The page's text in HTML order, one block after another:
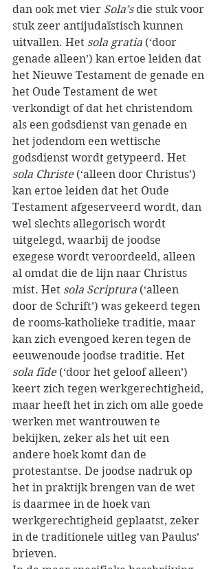
dan ook met vier Sola’s die stuk voor
stuk zeer antijudaïstisch kunnen
uitvallen. Het sola gratia (‘door
genade alleen’) kan ertoe leiden dat
het Nieuwe Testament de genade en
het Oude Testament de wet
verkondigt of dat het christendom
als een godsdienst van genade en
het jodendom een wettische
godsdienst wordt getypeerd. Het
sola Christe (‘alleen door Christus’)
kan ertoe leiden dat het Oude
Testament afgeserveerd wordt, dan
wel slechts allegorisch wordt
uitgelegd, waarbij de joodse
exegese wordt veroordeeld, alleen
al omdat die de lijn naar Christus
mist. Het sola Scriptura (‘alleen
door de Schrift’) was gekeerd tegen
de rooms-katholieke traditie, maar
kan zich evengoed keren tegen de
eeuwenoude joodse traditie. Het
sola fide (‘door het geloof alleen’)
keert zich tegen werkgerechtigheid,
maar heeft het in zich om alle goede
werken met wantrouwen te
bekijken, zeker als het uit een
andere hoek komt dan de
protestantse. De joodse nadruk op
het in praktijk brengen van de wet
is daarmee in de hoek van
werkgerechtigheid geplaatst, zeker
in de traditionele uitleg van Paulus’
brieven.